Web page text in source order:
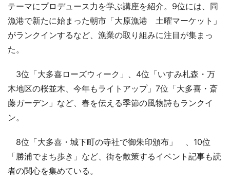
テーマにプロデュース力を学ぶ講座を紹介。9位には、同
漁港で新たに始まった朝市「大原漁港 土曜マーケット」
がランクインするなど、漁業の取り組みに注目が集まっ
た。
3位「大多喜ローズウィーク」、4位「いすみ札森・万
木地区の桜並木、今年もライトアップ」7位「大多喜・斎
藤ガーデン」など、春を伝える季節の風物詩もランクイ
ン。
8位「大多喜・城下町の寺社で御朱印頒布」 、10位
「勝浦でまち歩き」など、街を散策するイベント記事も読
者の関心を集めている。